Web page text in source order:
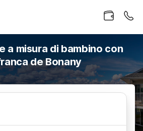
a misura di bambino con
de Bonany